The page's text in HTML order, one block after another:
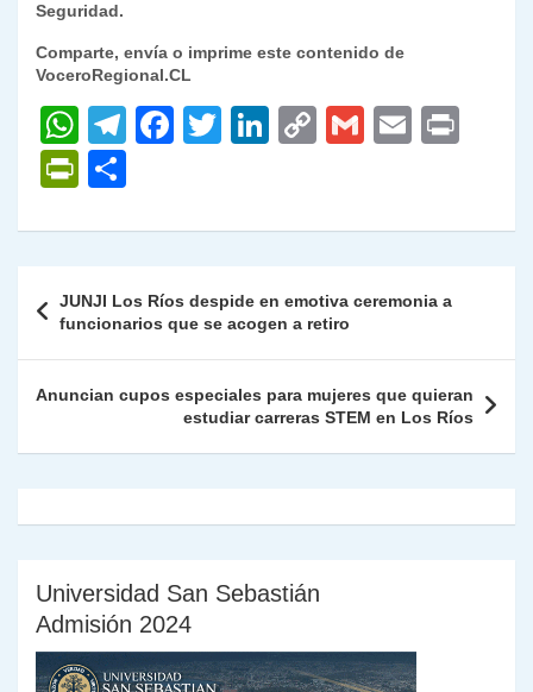
Seguridad.
Comparte, envía o imprime este contenido de
VoceroRegional.CL
W
h
at
s
p
p
T
gr
m
F
e
o
o
k
T
er
Li
e
n
C
y
n
k
G
l
E
l
P
nt
Fr
ie
n
dl
m
p
ar
tir
de
entradas
JUNJI Los Ríos despide en emotiva ceremonia a
funcionarios que se acogen a retiro
Anuncian cupos especiales para mujeres que quieran
estudiar carreras STEM en Los Ríos
Universidad San Sebastián
Admisión 2024